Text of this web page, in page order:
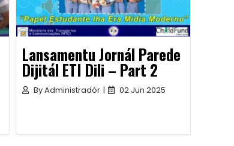
Lansamentu Jornál Parede
Dijitál ETI Dili – Part 2
ByAdministradór | 02 Jun 2025